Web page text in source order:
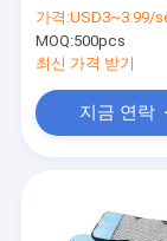
상품
시자
가격:USD3~3.99/
MOQ:500pcs
최신 가격 받기
지금 연락